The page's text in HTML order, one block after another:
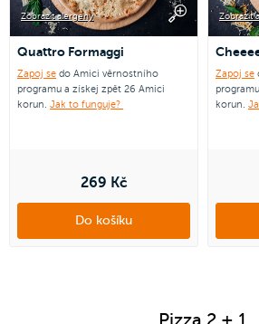
Zobrazit alergeny
Quattro Formaggi
Zapoj se do Amici věrnostního
programu a získej zpět 26 Amici
korun. Jak to funguje?
269 Kč
Do košíku
Zobrazit
Zapoj se
korun.